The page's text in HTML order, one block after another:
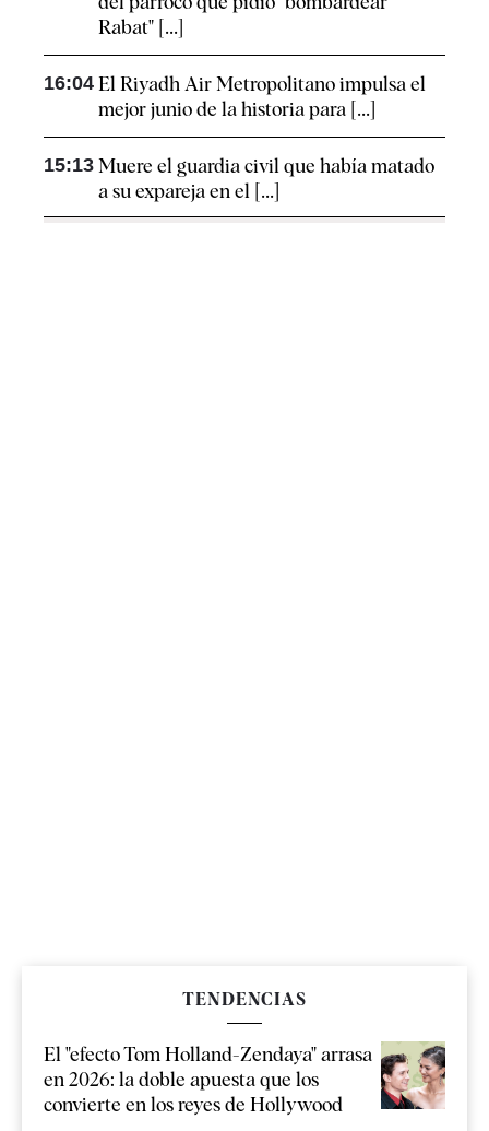
Rabat" [...]
16:04 El Riyadh Air Metropolitano impulsa el
mejor junio de la historia para [...]
15:13 Muere el guardia civil que había matado
a su expareja en el [...]
TENDENCIAS
El "efecto Tom Holland-Zendaya" arrasa
en 2026: la doble apuesta que los
convierte en los reyes de Hollywood